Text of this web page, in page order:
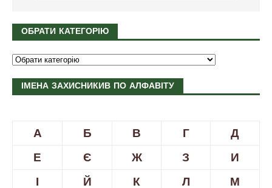
ОБРАТИ КАТЕГОРІЮ
ІМЕНА ЗАХИСНИКИВ ПО АЛФАВІТУ
А Б В Г
Д
Е
Є Ж З
И
І
Й К Л
М